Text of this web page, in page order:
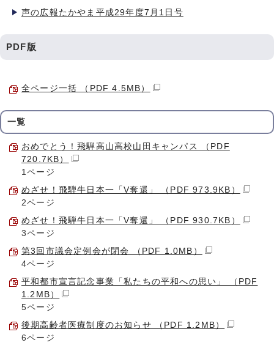
声の広報たかやま平成29年度7月1日号
PDF版
全ページ一括 （PDF 4.5MB）
一覧
おめでとう！飛騨高山高校山田キャンパス （PDF
720.7KB）
1ページ
めざせ！飛騨牛日本一「V奪還」 （PDF 973.9KB）
2ページ
めざせ！飛騨牛日本一「V奪還」 （PDF 930.7KB）
3ページ
第3回市議会定例会が閉会 （PDF 1.0MB）
4ページ
平和都市宣言記念事業「私たちの平和への思い」 （PDF
1.2MB）
5ページ
後期高齢者医療制度のお知らせ （PDF 1.2MB）
6ページ